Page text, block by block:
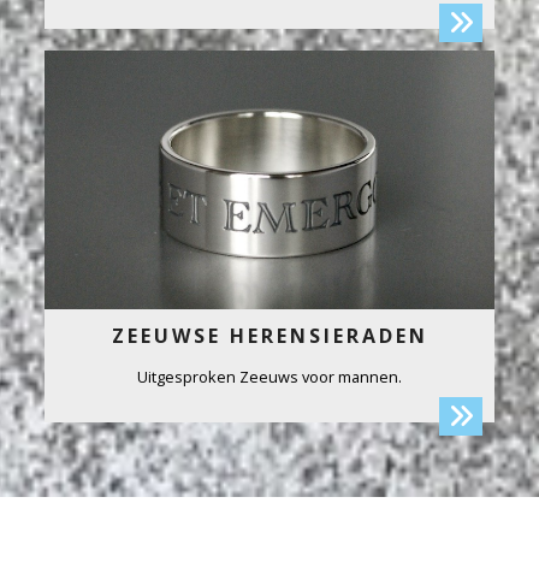
ZEEUWSE HERENSIERADEN
Uitgesproken Zeeuws voor mannen.